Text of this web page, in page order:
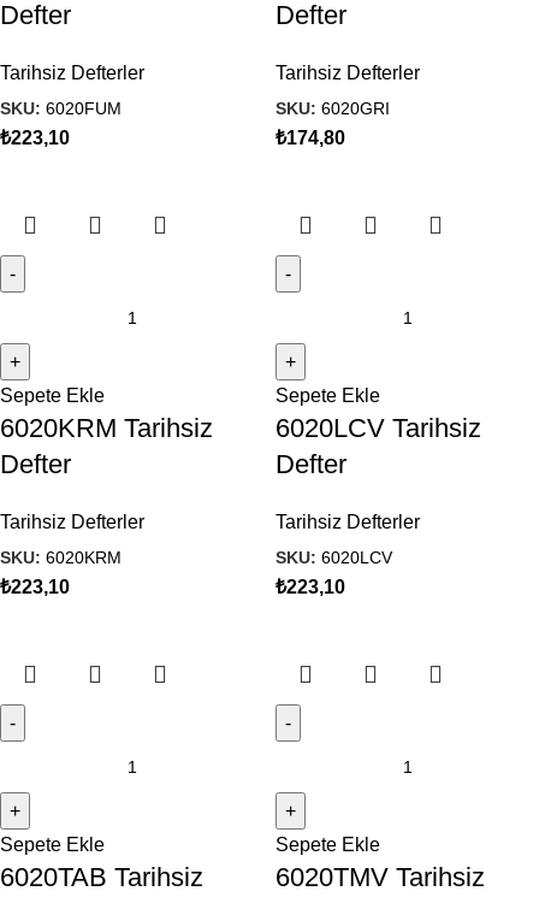
Defter
Tarihsiz Defterler
SKU: 6020FUM
₺223,10
Defter
Tarihsiz Defterler
SKU: 6020GRI
₺174,80
Sepete Ekle
6020KRM Tarihsiz
Defter
Tarihsiz Defterler
SKU: 6020KRM
₺223,10
Sepete Ekle
6020LCV Tarihsiz
Defter
Tarihsiz Defterler
SKU: 6020LCV
₺223,10
Sepete Ekle
6020TAB Tarihsiz
Sepete Ekle
6020TMV Tarihsiz